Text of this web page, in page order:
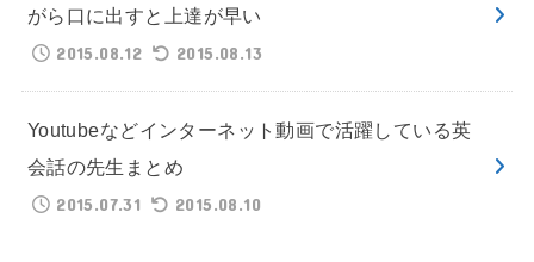
がら口に出すと上達が早い
2015.08.12
2015.08.13
Youtubeなどインターネット動画で活躍している英
会話の先生まとめ
2015.07.31
2015.08.10